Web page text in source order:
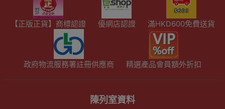
【正版正貨】商標認證 優網店認證 滿HKD600免費送貨
政府物流服務署註冊供應商 精選產品會員額外折扣
陳列室資料